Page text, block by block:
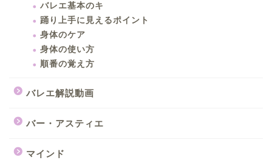
バレエ基本のキ
踊り上手に見えるポイント
身体のケア
身体の使い方
順番の覚え方
バレエ解説動画
バー・アスティエ
マインド